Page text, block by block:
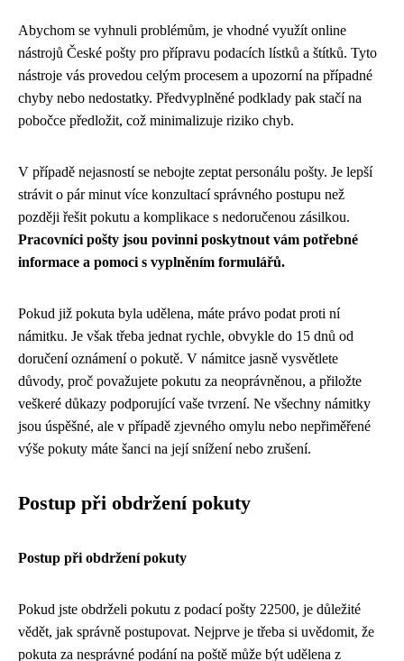
Abychom se vyhnuli problémům, je vhodné využít online
nástrojů České pošty pro přípravu podacích lístků a štítků. Tyto
nástroje vás provedou celým procesem a upozorní na případné
chyby nebo nedostatky. Předvyplněné podklady pak stačí na
pobočce předložit, což minimalizuje riziko chyb.
V případě nejasností se nebojte zeptat personálu pošty. Je lepší
strávit o pár minut více konzultací správného postupu než
později řešit pokutu a komplikace s nedoručenou zásilkou.
Pracovníci pošty jsou povinni poskytnout vám potřebné
informace a pomoci s vyplněním formulářů.
Pokud již pokuta byla udělena, máte právo podat proti ní
námitku. Je však třeba jednat rychle, obvykle do 15 dnů od
doručení oznámení o pokutě. V námitce jasně vysvětlete
důvody, proč považujete pokutu za neoprávněnou, a přiložte
veškeré důkazy podporující vaše tvrzení. Ne všechny námitky
jsou úspěšné, ale v případě zjevného omylu nebo nepřiměřené
výše pokuty máte šanci na její snížení nebo zrušení.
Postup při obdržení pokuty
Postup při obdržení pokuty
Pokud jste obdrželi pokutu z podací pošty 22500, je důležité
vědět, jak správně postupovat. Nejprve je třeba si uvědomit, že
pokuta za nesprávné podání na poště může být udělena z